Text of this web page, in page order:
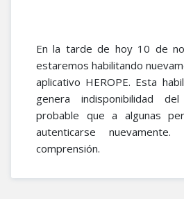
En la tarde de hoy 10 de
estaremos habilitando
aplicativo HEROPE. Esta
genera indisponibilidad
probable que a algunas
autenticarse nuevamente.
comprensión.​